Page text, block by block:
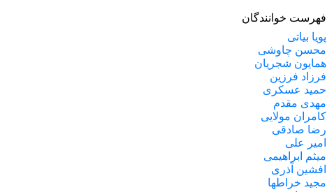
فهرست خوانندگان
پویا بیاتی
محسن چاوشی
همایون شجریان
فرزاد فرزین
حمید عسکری
مهدی مقدم
کامران مولایی
رضا صادقی
امیر علی
میثم ابراهیمی
افشین آذری
مجید خراطها